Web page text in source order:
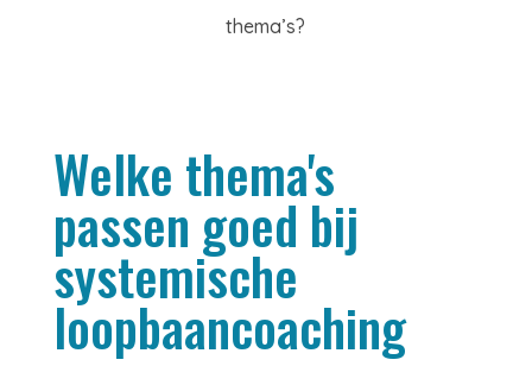
thema’s?
Welke thema's
passen goed bij
systemische
loopbaancoaching